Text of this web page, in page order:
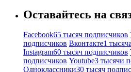
Оставайтесь на
Facebook65 тысяч подписчиков
подписчиков Вконтакте1
Instagram60 тысяч подписчиков
подписчиков Youtube3 тысячи
Одноклассники30 тысяч